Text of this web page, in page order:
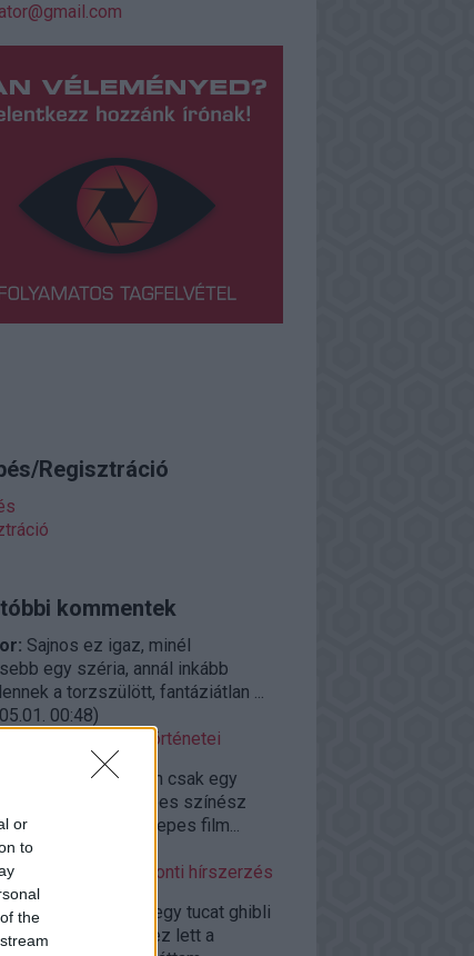
or
to
the
Regisztráció
kommentek
Sajnos ez igaz, minél
egy széria, annál inkább
a torzszülött, fantáziátlan ...
00:48)
Wars legkínosabb történetei
Két szigorúan csak egy
egy figurát hozni képes színész
Rock) egy full közepes film...
14:48
szikla - Központi hírszerzés
Túl legalább egy tucat ghibli
azt kell mondjam ez lett a